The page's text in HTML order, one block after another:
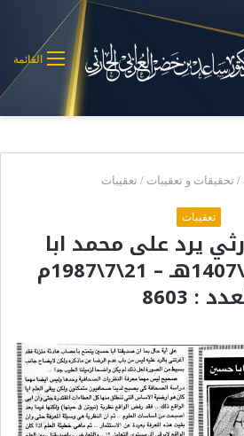
القائمة
/ تحقيقات و تعقيبات / تعقيبات
تعقيبات
يرد على محمد ابا
حسين 24\11\1407هـ – 21\7\1987م
: 8603